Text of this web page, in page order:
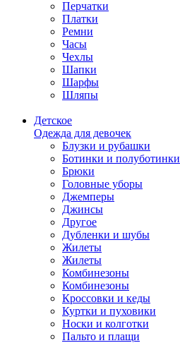
Перчатки
Платки
Ремни
Часы
Чехлы
Шапки
Шарфы
Шляпы
Детское
Одежда для девочек
Блузки и рубашки
Ботинки и полуботинки
Брюки
Головные уборы
Джемперы
Джинсы
Другое
Дубленки и шубы
Жилеты
Жилеты
Комбинезоны
Комбинезоны
Кроссовки и кеды
Куртки и пуховики
Носки и колготки
Пальто и плащи